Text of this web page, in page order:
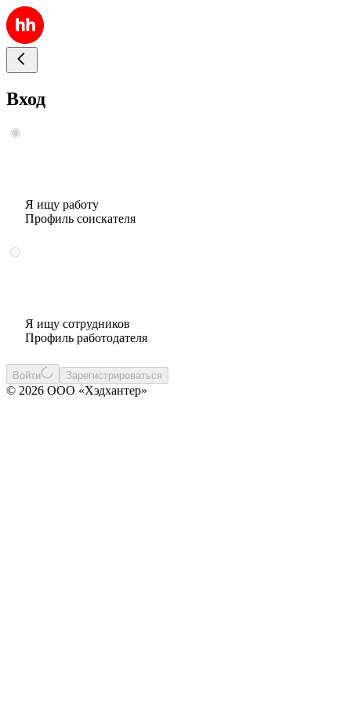
Вход
Я ищу работу
Профиль соискателя
Я ищу сотрудников
Профиль работодателя
Войти Зарегистрироваться
© 2026 ООО «Хэдхантер»